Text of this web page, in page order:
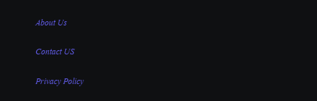
About Us
Contact US
Privacy Policy